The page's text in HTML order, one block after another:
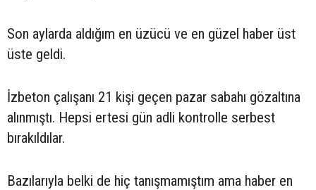
Son aylarda aldığım en üzücü ve en güzel haber üst
üste geldi.
İzbeton çalışanı 21 kişi geçen pazar sabahı gözaltına
alınmıştı. Hepsi ertesi gün adli kontrolle serbest
bırakıldılar.
Bazılarıyla belki de hiç tanışmamıştım ama haber en